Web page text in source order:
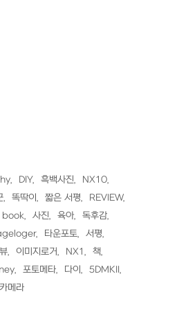
DIY 흑백사진
NX10
똑딱이 짧은 서평
REVIEW
book 사진 육아
독후감
타운포토
서평
이미지로거 NX1
책
포토메타 다이
5DMKII
메라